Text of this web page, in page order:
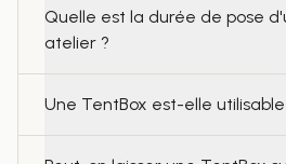
Quelle est la durée de pose
atelier ?
Une TentBox est-elle